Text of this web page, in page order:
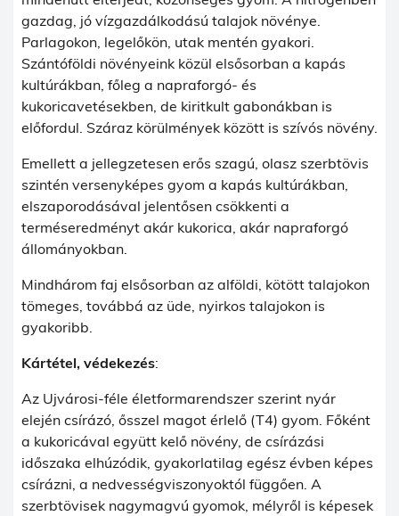
gazdag, jó vízgazdálkodású talajok növénye.
Parlagokon, legelőkön, utak mentén gyakori.
Szántóföldi növényeink közül elsősorban a kapás
kultúrákban, főleg a napraforgó- és
kukoricavetésekben, de kiritkult gabonákban is
előfordul. Száraz körülmények között is szívós növény.
Emellett a jellegzetesen erős szagú, olasz szerbtövis
szintén versenyképes gyom a kapás kultúrákban,
elszaporodásával jelentősen csökkenti a
terméseredményt akár kukorica, akár napraforgó
állományokban.
Mindhárom faj elsősorban az alföldi, kötött talajokon
tömeges, továbbá az üde, nyirkos talajokon is
gyakoribb.
Kártétel, védekezés:
Az Ujvárosi-féle életformarendszer szerint nyár
elején csírázó, ősszel magot érlelő (T4) gyom. Főként
a kukoricával együtt kelő növény, de csírázási
időszaka elhúzódik, gyakorlatilag egész évben képes
csírázni, a nedvességviszonyoktól függően. A
szerbtövisek nagymagvú gyomok, mélyről is képesek